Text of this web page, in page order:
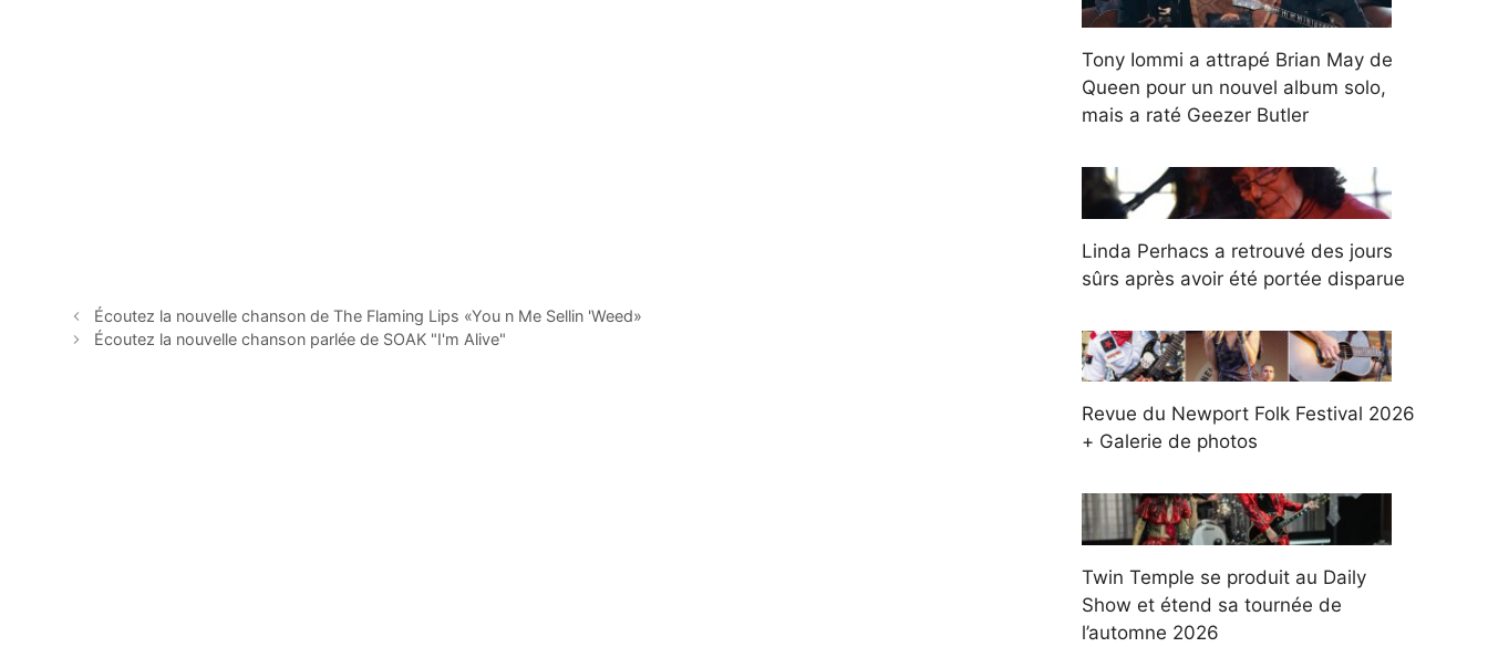
Écoutez la nouvelle chanson de The Flaming Lips «You n Me Sellin 'Weed»
Écoutez la nouvelle chanson parlée de SOAK "I'm Alive"
Tony Iommi a attrapé Brian May de
Queen pour un nouvel album solo,
mais a raté Geezer Butler
Linda Perhacs a retrouvé des jours
sûrs après avoir été portée disparue
Revue du Newport Folk Festival 2026
+ Galerie de photos
Twin Temple se produit au Daily
Show et étend sa tournée de
l’automne 2026